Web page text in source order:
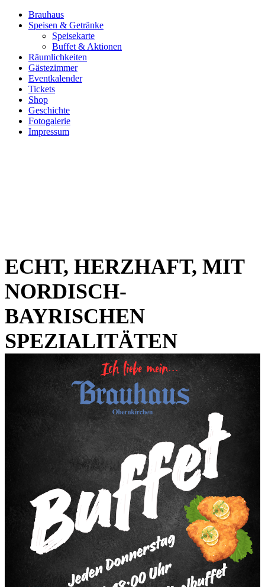
Brauhaus
Speisen & Getränke
Speisekarte
Buffet & Aktionen
Räumlichkeiten
Gästezimmer
Eventkalender
Tickets
Shop
Geschichte
Fotogalerie
Impressum
ECHT, HERZHAFT, MIT
NORDISCH-
BAYRISCHEN
SPEZIALITÄTEN